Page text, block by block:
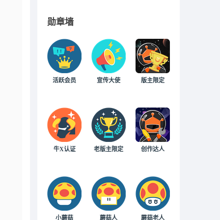
勋章墙
活跃会员 宣传大使 版主限定
牛X认证 老版主限定 创作达人
小蘑菇 蘑菇人 蘑菇老人